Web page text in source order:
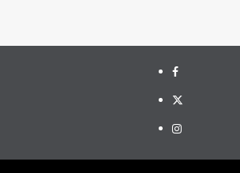
Facebook
Twitter
Instagram